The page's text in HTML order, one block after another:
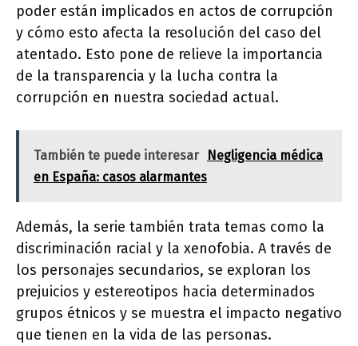
poder están implicados en actos de corrupción
y cómo esto afecta la resolución del caso del
atentado. Esto pone de relieve la importancia
de la transparencia y la lucha contra la
corrupción en nuestra sociedad actual.
También te puede interesar
Negligencia médica
en España: casos alarmantes
Además, la serie también trata temas como la
discriminación racial y la xenofobia. A través de
los personajes secundarios, se exploran los
prejuicios y estereotipos hacia determinados
grupos étnicos y se muestra el impacto negativo
que tienen en la vida de las personas.